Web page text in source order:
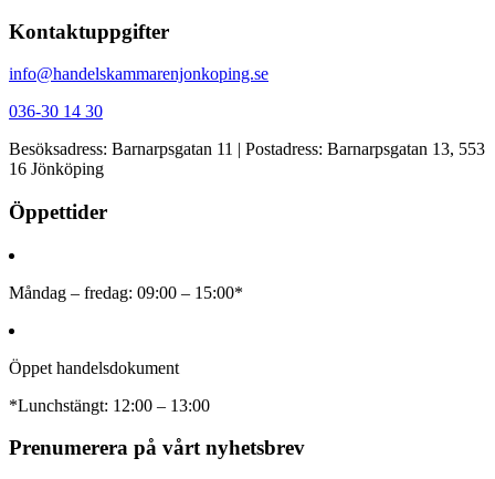
Kontaktuppgifter
info@handelskammarenjonkoping.se
036-30 14 30
Besöksadress: Barnarpsgatan 11 | Postadress: Barnarpsgatan 13, 553
16 Jönköping
Öppettider
Måndag – fredag: 09:00 – 15:00*
Öppet handelsdokument
*Lunchstängt: 12:00 – 13:00
Prenumerera på vårt nyhetsbrev